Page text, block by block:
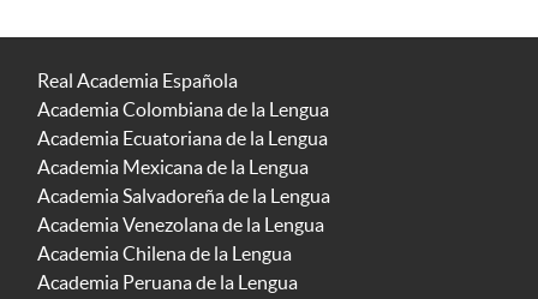
Real Academia Española
Academia Colombiana de la Lengua
Academia Ecuatoriana de la Lengua
Academia Mexicana de la Lengua
Academia Salvadoreña de la Lengua
Academia Venezolana de la Lengua
Academia Chilena de la Lengua
Academia Peruana de la Lengua